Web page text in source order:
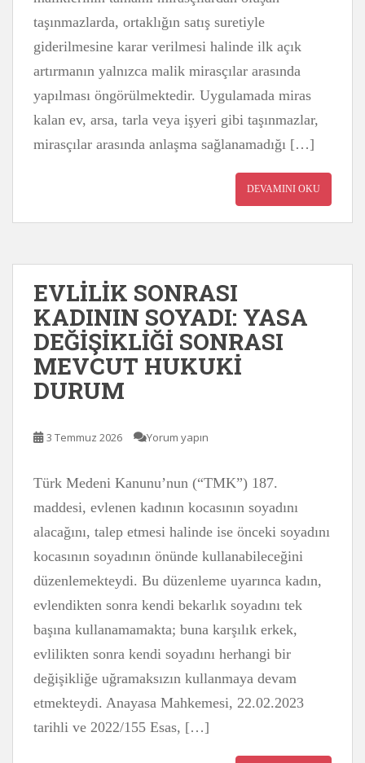
taşınmazlarda, ortaklığın satış suretiyle
giderilmesine karar verilmesi halinde ilk açık
artırmanın yalnızca malik mirasçılar arasında
yapılması öngörülmektedir. Uygulamada miras
kalan ev, arsa, tarla veya işyeri gibi taşınmazlar,
mirasçılar arasında anlaşma sağlanamadığı […]
DEVAMINI OKU
EVLİLİK SONRASI
KADININ SOYADI: YASA
DEĞİŞİKLİĞİ SONRASI
MEVCUT HUKUKİ
DURUM
3 Temmuz 2026 Yorum yapın
Türk Medeni Kanunu’nun (“TMK”) 187.
maddesi, evlenen kadının kocasının soyadını
alacağını, talep etmesi halinde ise önceki soyadını
kocasının soyadının önünde kullanabileceğini
düzenlemekteydi. Bu düzenleme uyarınca kadın,
evlendikten sonra kendi bekarlık soyadını tek
başına kullanamamakta; buna karşılık erkek,
evlilikten sonra kendi soyadını herhangi bir
değişikliğe uğramaksızın kullanmaya devam
etmekteydi. Anayasa Mahkemesi, 22.02.2023
tarihli ve 2022/155 Esas, […]